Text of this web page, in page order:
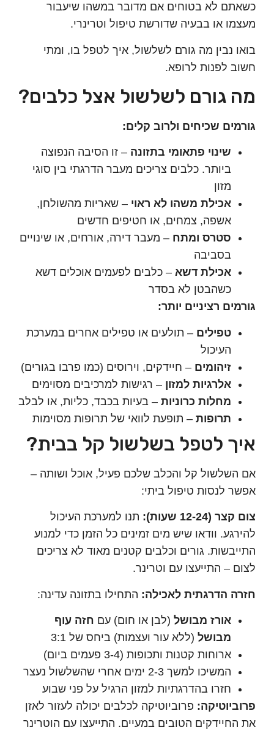
לא בטוחים אם מדובר במשהו שיעבור
או בבעיה שדורשת טיפול וטרינרי.
נבין מה גורם לשלשול, איך לטפל בו, ומתי
לפנות לרופא.
גורם לשלשול אצל כלבים?
שכיחים ולרוב קלים:
שינוי פתאומי בתזונה – זו הסיבה הנפוצה
ביותר. כלבים צריכים מעבר הדרגתי בין סוגי
אכילת משהו לא ראוי – שאריות מהשולחן,
אשפה, צמחים, או חטיפים חדשים
סטרס ומתח– מעבר דירה, אורחים, או שינויים
בסביבה
אכילת דשא– כלבים לפעמים אוכלים דשא
כשהבטן לא בסדר
רציניים יותר:
טפילים – תולעים או טפילים אחרים במערכת
זיהומים – חיידקים, וירוסים (כמו פרבו בגורים)
אלרגיות למזון– רגישות למרכיבים מסוימים
מחלות כרוניות – בעיות בכבד, כליות, או לבלב
תרופות
– תופעת לוואי של תרופות מסוימות
לטפל בשלשול קל בבית?
קל והכלב שלכם פעיל, אוכל ושותה –
לנסות טיפול ביתי:
24 שעות):
תנו למערכת העיכול
וודאו שיש מים זמינים כל הזמן כדי למנוע
גורים וכלבים קטנים מאוד לא צריכים
– התייעצו עם וטרינר.
הדרגתית לאכילה:התחילו בתזונה עדינה:
אורז מבושל (לבן או חום) עםחזה עוף
(ללא עור ועצמות) ביחס של 3:1
ארוחות קטנות ותכופות (3-4 פעמים ביום)
המשיכו למשך 2-3 ימים אחרי שהשלשול נעצר
חזרו בהדרגתיות למזון הרגיל על פני שבוע
פרוביוטיקה לכלבים יכולה לעזור לאזן
הטובים במעיים. התייעצו עם הוטרינר